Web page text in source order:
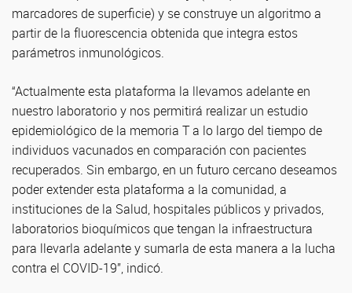
marcadores de superficie) y se construye un algoritmo a
partir de la fluorescencia obtenida que integra estos
parámetros inmunológicos.
“Actualmente esta plataforma la llevamos adelante en
nuestro laboratorio y nos permitirá realizar un estudio
epidemiológico de la memoria T a lo largo del tiempo de
individuos vacunados en comparación con pacientes
recuperados. Sin embargo, en un futuro cercano deseamos
poder extender esta plataforma a la comunidad, a
instituciones de la Salud, hospitales públicos y privados,
laboratorios bioquímicos que tengan la infraestructura
para llevarla adelante y sumarla de esta manera a la lucha
contra el COVID-19”, indicó.